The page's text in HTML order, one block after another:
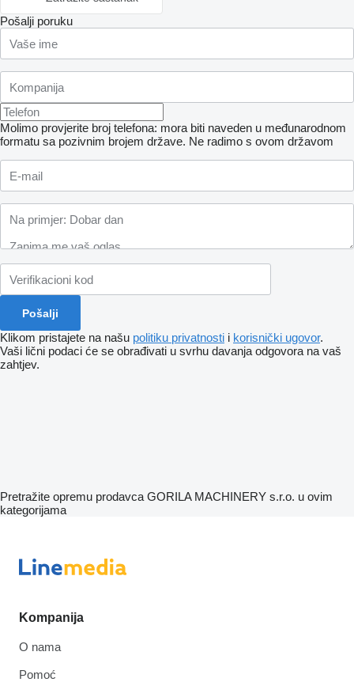
Pošalji poruku
Molimo provjerite broj telefona: mora biti naveden u međunarodnom
formatu sa pozivnim brojem države. Ne radimo s ovom državom
Klikom pristajete na našu politiku privatnosti i korisnički ugovor.
Vaši lični podaci će se obrađivati ​​u svrhu davanja odgovora na vaš
zahtjev.
Pretražite opremu prodavca GORILA MACHINERY s.r.o. u ovim
kategorijama
Kompanija
O nama
Pomoć